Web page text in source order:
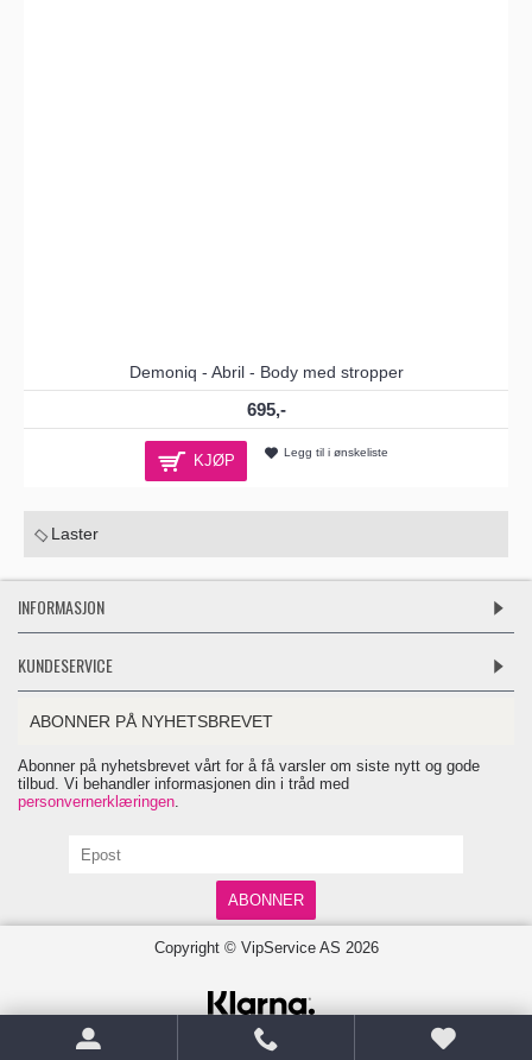
Demoniq - Abril - Body med stropper
695,-
KJØP Legg til i ønskeliste
Laster
INFORMASJON
KUNDESERVICE
ABONNER PÅ NYHETSBREVET
Abonner på nyhetsbrevet vårt for å få varsler om siste nytt og gode
tilbud. Vi behandler informasjonen din i tråd med
personvernerklæringen.
ABONNER
Copyright © VipService AS 2026